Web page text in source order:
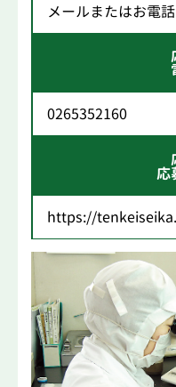
メールまたはお電
0265352160
応
https://